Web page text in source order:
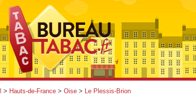
> Hauts-de-France > Oise > Le Plessis-Brion